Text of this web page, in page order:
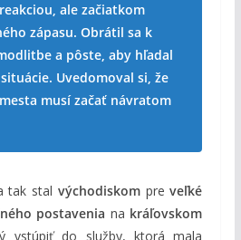
ale začiatkom
zápasu. Obrátil sa k
a pôste, aby hľadal
Uvedomoval si, že
musí začať návratom
tak stal východiskompreveľké
postavenia na kráľovskom
vstúpiť do služby, ktorá mala